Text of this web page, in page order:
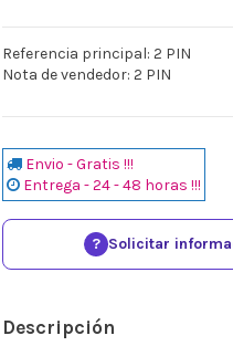
Referencia principal: 2 PIN
Nota de vendedor: 2 PIN
Envio - Gratis !!!
Entrega - 24 - 48 horas !!!
? Solicitar
Descripción